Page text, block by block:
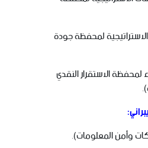
لمحفظة جودة
لمحفظة الاستقرار النقدي
وأمن المعلومات).